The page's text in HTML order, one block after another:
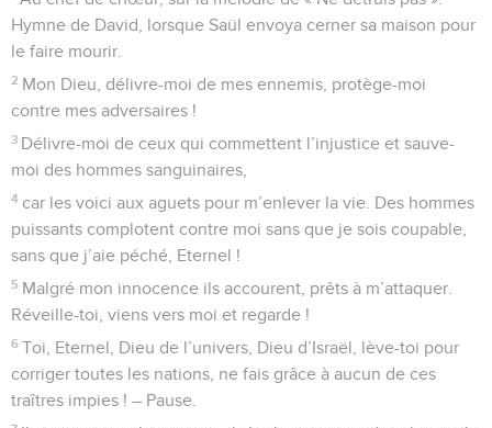
Hymne de David, lorsque Saül envoya cerner sa maison pour
le faire mourir.
2 Mon Dieu, délivre-moi de mes ennemis, protège-moi
contre mes adversaires !
3 Délivre-moi de ceux qui commettent l’injustice et sauve-
moi des hommes sanguinaires,
4 car les voici aux aguets pour m’enlever la vie. Des hommes
puissants complotent contre moi sans que je sois coupable,
sans que j’aie péché, Eternel !
5 Malgré mon innocence ils accourent, prêts à m’attaquer.
Réveille-toi, viens vers moi et regarde !
6 Toi, Eternel, Dieu de l’univers, Dieu d’Israël, lève-toi pour
corriger toutes les nations, ne fais grâce à aucun de ces
traîtres impies ! – Pause.